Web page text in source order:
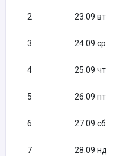
2 23.09 вт
3 24.09 ср
4 25.09 чт
5 26.09 пт
6 27.09 сб
7 28.09 нд